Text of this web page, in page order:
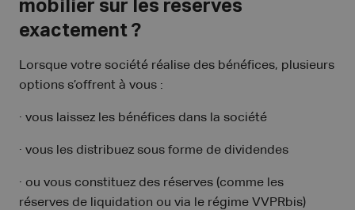
mobilier sur les réserves
exactement ?
Lorsque votre société réalise des bénéfices, plusieurs
options s’offrent à vous :
· vous laissez les bénéfices dans la société
· vous les distribuez sous forme de dividendes
· ou vous constituez des réserves (comme les
réserves de liquidation ou via le régime VVPRbis)